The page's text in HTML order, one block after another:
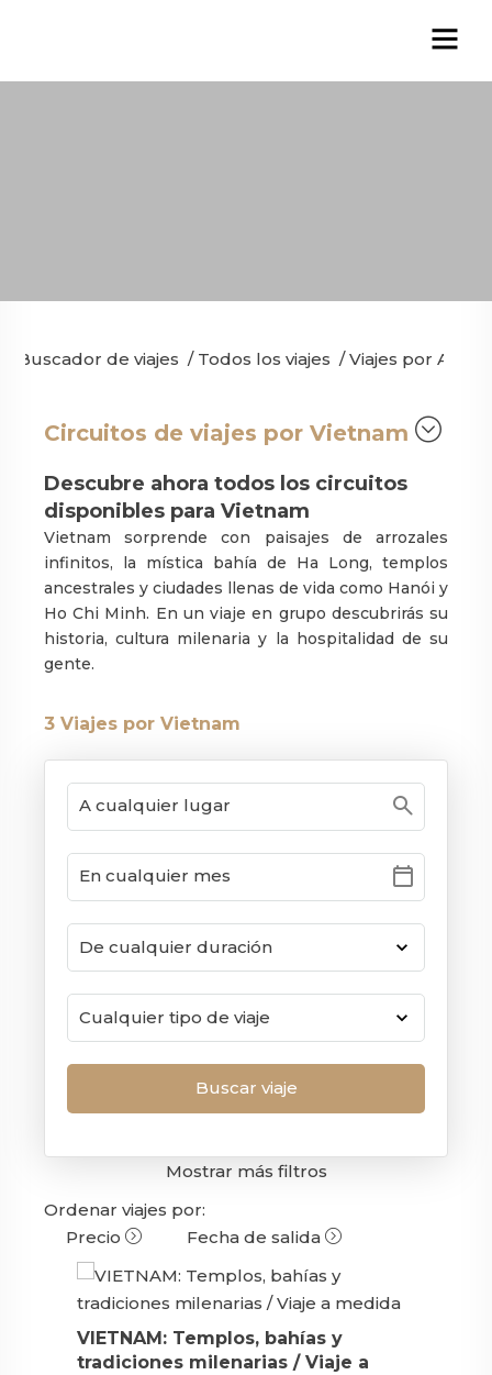
Buscador de viajes / Todos los viajes /Viajes por Asia
Circuitos de viajes por Vietnam
Descubre ahora todos los circuitos
disponibles para Vietnam
Vietnam sorprende con paisajes de arrozales
infinitos, la mística bahía de Ha Long, templos
ancestrales y ciudades llenas de vida como Hanói y
Ho Chi Minh. En un viaje en grupo descubrirás su
historia, cultura milenaria y la hospitalidad de su
gente.
3 Viajes por Vietnam
search
calendar_today
Mostrar más filtros
Ordenar viajes por:
Precio
Fecha de salida
VIETNAM: Templos, bahías y
tradiciones milenarias / Viaje a